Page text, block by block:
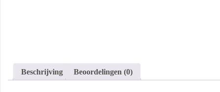
Beschrijving Beoordelingen (0)